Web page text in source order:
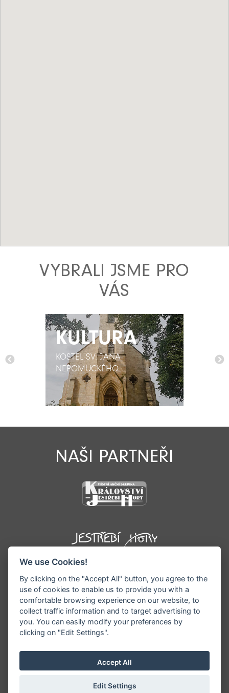
VYBRALI JSME PRO
VÁS
KULTURA
KOSTEL SV. JANA
NEPOMUCKÉHO
KULTURA
KOSTEL SV. JANA
NEPOMUCKÉHO
NAŠI PARTNEŘI
©1996 - 2026 Všechna práva vyhrazena serveru
zveřejňovaných informací a vyhrazuje si právo
We use Cookies!
By clicking on the "Accept All" button, you agree to the
use of cookies to enable us to provide you with a
comfortable browsing experience on our website, to
collect traffic information and to target advertising to
you. You can easily modify your preferences by
clicking on "Edit Settings".
Accept All
Edit Settings